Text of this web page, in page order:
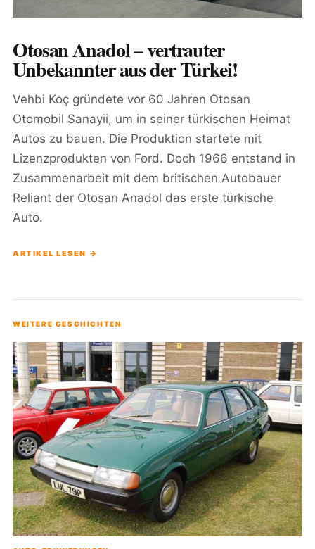
Otosan Anadol – vertrauter
Unbekannter aus der Türkei!
Vehbi Koç gründete vor 60 Jahren Otosan
Otomobil Sanayii, um in seiner türkischen Heimat
Autos zu bauen. Die Produktion startete mit
Lizenzprodukten von Ford. Doch 1966 entstand in
Zusammenarbeit mit dem britischen Autobauer
Reliant der Otosan Anadol das erste türkische
Auto.
ARTIKEL LESEN →
WEITERE GESCHICHTEN